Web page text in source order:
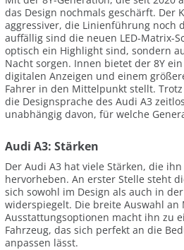
das Design nochmals geschärft. Der
aggressiver, die Linienführung noch
auffällig sind die neuen LED-Matrix-
optisch ein Highlight sind, sondern
Nacht sorgen. Innen bietet der 8Y
digitalen Anzeigen und einem
Fahrer in den Mittelpunkt stellt.
die Designsprache des Audi A3
unabhängig davon, für welche
Audi A3: Stärken
Der Audi A3 hat viele Stärken, die
hervorheben. An erster Stelle steht
sich sowohl im Design als auch in
widerspiegelt. Die breite Auswahl an
Ausstattungsoptionen macht ihn zu
Fahrzeug, das sich perfekt an die
anpassen lässt.